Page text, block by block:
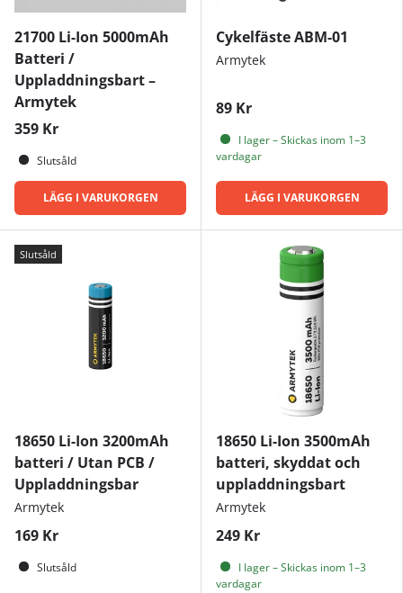
21700 Li-Ion 5000mAh
Batteri /
Uppladdningsbart –
Armytek
359 Kr
Slutsåld
LÄGG I VARUKORGEN
Cykelfäste ABM-01
Armytek
89 Kr
I lager – Skickas inom 1–3
vardagar
LÄGG I VARUKORGEN
Slutsåld
18650 Li-Ion 3200mAh
batteri / Utan PCB /
Uppladdningsbar
Armytek
169 Kr
Slutsåld
18650 Li-Ion 3500mAh
batteri, skyddat och
uppladdningsbart
Armytek
249 Kr
I lager – Skickas inom 1–3
vardagar